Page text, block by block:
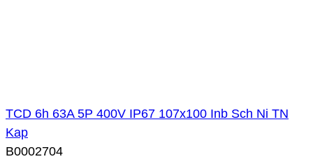
TCD 6h 63A 5P 400V IP67 107x100 Inb Sch Ni TN
Kap
B0002704